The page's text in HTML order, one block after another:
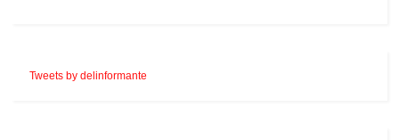
Tweets by delinformante